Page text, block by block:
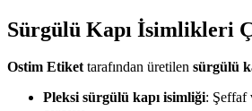
Sürgülü Kapı İsimlikleri
Ostim Etikettarafından üretilen sürgülü
Pleksi sürgülü kapı isimliği: Şeffaf